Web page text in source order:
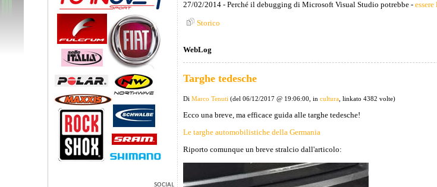
27/02/2014 - Perché il debugging di Microsoft Visual Studio potrebbe - essere
Storico
WebLog
Targhe tedesche
Di Marco Tenuti(del 06/12/2017 @ 19:06:00, in cultura, linkato 4382 volte)
Ecco una breve, ma efficace guida alle targhe tedesche!
Le targhe automobilistiche della Germania
Riporto comunque un breve stralcio dall'articolo: